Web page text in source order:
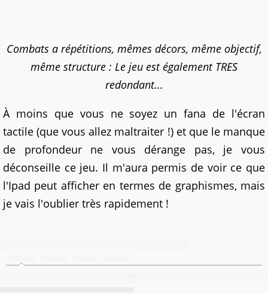
Combats a répétitions, mêmes décors, même objectif,
même structure : Le jeu est également TRES
redondant...
À moins que vous ne soyez un fana de l'écran
tactile (que vous allez maltraiter !) et que le manque
de profondeur ne vous dérange pas, je vous
déconseille ce jeu. Il m'aura permis de voir ce que
l'Ipad peut afficher en termes de graphismes, mais
je vais l'oublier très rapidement !